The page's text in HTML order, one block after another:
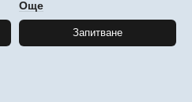
Още
Запитване